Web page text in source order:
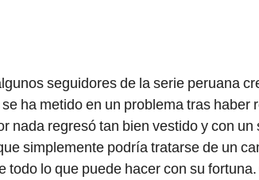
seguidores de la serie peruana
ha metido en un problema tras haber
nada regresó tan bien vestido y con
simplemente podría tratarse de un
todo lo que puede hacer con su